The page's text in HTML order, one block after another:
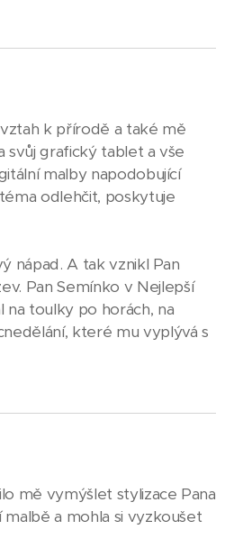
k přírodě a také mě
svůj grafický tablet a vše
malby napodobující
odlehčit, poskytuje
nápad. A tak vznikl Pan
Pan Semínko v Nejlepší
na toulky po horách, na
které mu vyplývá s
mě vymýšlet stylizace Pana
malbě a mohla si vyzkoušet